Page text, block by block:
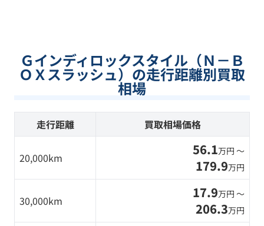
Ｇインディロックスタイル（Ｎ－Ｂ
ＯＸスラッシュ）の走行距離別買取
相場
走行距離 買取相場価格
20,000km 56.1万円 〜
179.9万円
30,000km 17.9万円 〜
206.3万円